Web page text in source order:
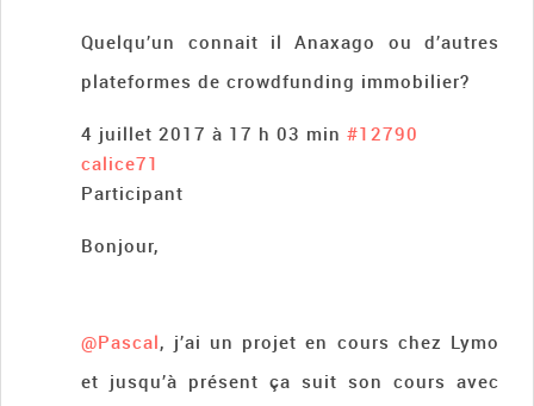
Quelqu’un connait il Anaxago ou d’autres
plateformes de crowdfunding immobilier?
4 juillet 2017 à 17 h 03 min #12790
calice71
Participant
Bonjour,
@Pascal, j’ai un projet en cours chez Lymo
et jusqu’à présent ça suit son cours avec